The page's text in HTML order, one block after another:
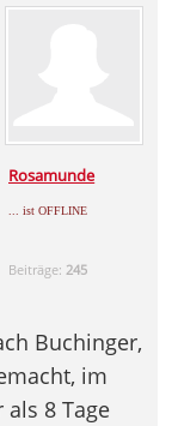
Rosamunde
... ist OFFLINE
Beiträge: 245
Buchinger,
im
als 8 Tage